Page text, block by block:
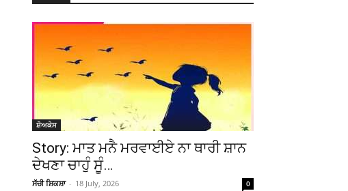
Telegram
ਸ਼ੋਅਕੇਸ
Story: ਮਾਤ ਮਨੈ ਮਰਵਾਈਏ ਨਾ ਥਾਰੀ ਸ਼ਾਨ
ਦੇਖਣਾ ਚਾਹੁੰ ਸੂੰ…
ਸੱਚੀ ਸ਼ਿਕਸ਼ਾ - 18 July, 2026 0